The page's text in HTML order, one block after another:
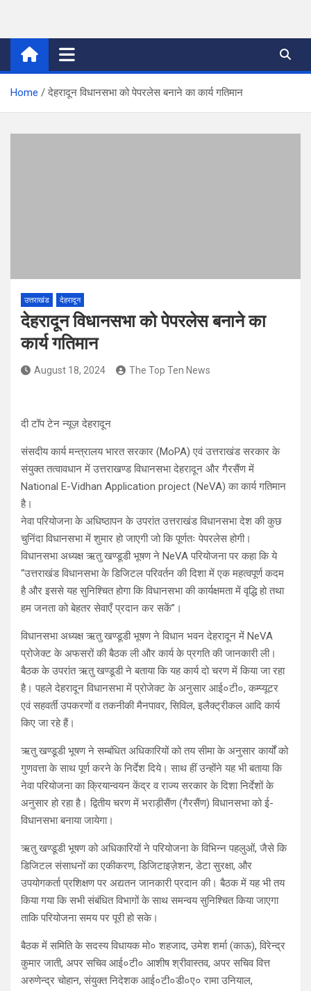
contentthetoptennews.com
Home देहरादून विधानसभा को पेपरलेस बनाने का कार्य गतिमान
उत्तराखंड देहरादून
देहरादून विधानसभा को पेपरलेस बनाने का
कार्य गतिमान
August 18, 2024 The Top Ten News
दी टॉप टेन न्यूज़ देहरादून
संसदीय कार्य मन्त्रालय भारत सरकार (MoPA) एवं उत्तराखंड सरकार के
संयुक्त तत्वावधान में उत्तराखण्ड विधानसभा देहरादून और गैरसैंण में
National E-Vidhan Application project (NeVA) का कार्य गतिमान
है।
नेवा परियोजना के अधिष्ठापन के उपरांत उत्तराखंड विधानसभा देश की कुछ
चुनिंदा विधानसभा में शुमार हो जाएगी जो कि पूर्णतः पेपरलेस होगी।
विधानसभा अध्यक्ष ऋतु खण्डूडी भूषण ने NeVA परियोजना पर कहा कि ये
“उत्तराखंड विधानसभा के डिजिटल परिवर्तन की दिशा में एक महत्वपूर्ण कदम
है और इससे यह सुनिश्चित होगा कि विधानसभा की कार्यक्षमता में वृद्धि हो तथा
हम जनता को बेहतर सेवाएँ प्रदान कर सकें”।
विधानसभा अध्यक्ष ऋतु खण्डूडी भूषण ने विधान भवन देहरादून में NeVA
प्रोजेक्ट के अफसरों की बैठक ली और कार्य के प्रगति की जानकारी ली।
बैठक के उपरांत ऋतु खण्डूडी ने बताया कि यह कार्य दो चरण में किया जा रहा
है। पहले देहरादून विधानसभा में प्रोजेक्ट के अनुसार आई०टी०, कम्प्यूटर
एवं सहवर्ती उपकरणों व तकनीकी मैनपावर, सिविल, इलैक्ट्रीकल आदि कार्य
किए जा रहे हैं।
ऋतु खण्डूडी भूषण ने सम्बंधित अधिकारियों को तय सीमा के अनुसार कार्यों को
गुणवत्ता के साथ पूर्ण करने के निर्देश दिये। साथ हीं उन्होंने यह भी बताया कि
नेवा परियोजना का क्रियान्वयन केंद्र व राज्य सरकार के दिशा निर्देशों के
अनुसार हो रहा है। द्वितीय चरण में भराड़ीसैंण (गैरसैंण) विधानसभा को ई-
विधानसभा बनाया जायेगा।
ऋतु खण्डूडी भूषण को अधिकारियों ने परियोजना के विभिन्न पहलुओं, जैसे कि
डिजिटल संसाधनों का एकीकरण, डिजिटाइज़ेशन, डेटा सुरक्षा, और
उपयोगकर्ता प्रशिक्षण पर अद्यतन जानकारी प्रदान की। बैठक में यह भी तय
किया गया कि सभी संबंधित विभागों के साथ समन्वय सुनिश्चित किया जाएगा
ताकि परियोजना समय पर पूरी हो सके।
बैठक में समिति के सदस्य विधायक मो० शहजाद, उमेश शर्मा (काऊ), विरेन्द्र
कुमार जाती, अपर सचिव आई०टी० आशीष श्रीवास्तव, अपर सचिव वित्त
अरुणेन्द्र चोहान, संयुक्त निदेशक आई०टी०डी०ए० रामा उनियाल,